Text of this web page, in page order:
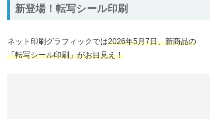
新登場！転写シール印刷
ネット印刷グラフィックでは2026年5月7日、新商品の
「転写シール印刷」がお目見え！